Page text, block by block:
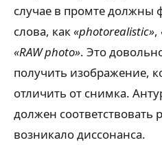
случае в промте должны
слова, как«photorealistic»,
«RAW photo». Это
получить изображение,
отличить от снимка.
должен соответствовать
возникало диссонанса.